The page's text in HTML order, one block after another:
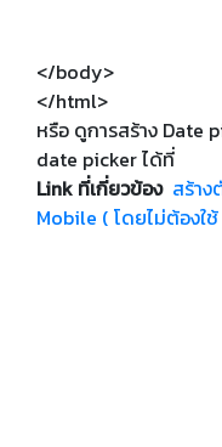
</body>
</html>
หรือ ดูการสร้าง Date
date picker ได้ที่
Link ที่เกี่ยวข้อง สร้า
Mobile ( โดยไม่ต้องใ